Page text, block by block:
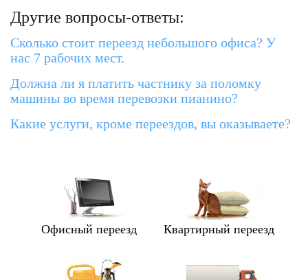
Другие вопросы-ответы:
Сколько стоит переезд небольшого офиса? У
нас 7 рабочих мест.
Должна ли я платить частнику за поломку
машины во время перевозки пианино?
Какие услуги, кроме переездов, вы оказываете?
Офисный переезд Квартирный переезд